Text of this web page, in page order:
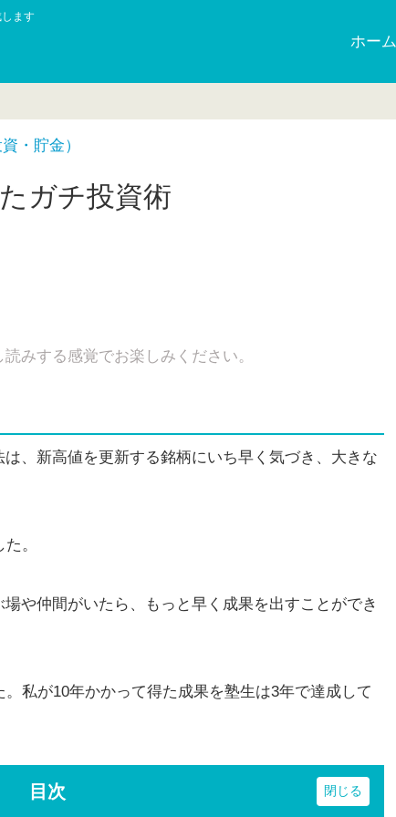
ます
ホーム
・貯金）
ガチ投資術
みする感覚でお楽しみください。
、新高値を更新する銘柄にいち早く気づき、大きな
。
や仲間がいたら、もっと早く成果を出すことができ
私が10年かかって得た成果を塾生は3年で達成して
目次